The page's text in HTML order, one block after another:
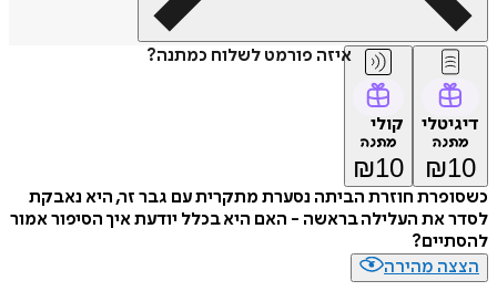
איזה פורמט לשלוח כמתנה?
דיגיטלי
מתנה
₪10
קולי
מתנה
₪10
כשסופרת חוזרת הביתה נסערת מתקרית עם גבר זר, היא נאבקת
לסדר את העלילה בראשה - האם היא בכלל יודעת איך הסיפור אמור
להסתיים?
הצצה מהירה